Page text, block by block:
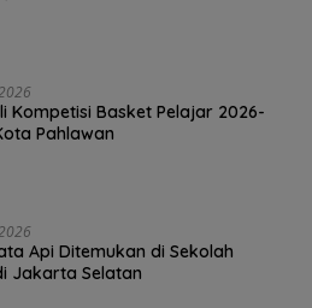
Kompetisi Basket Pelajar 2026-
Pahlawan
Api Ditemukan di Sekolah
Jakarta Selatan